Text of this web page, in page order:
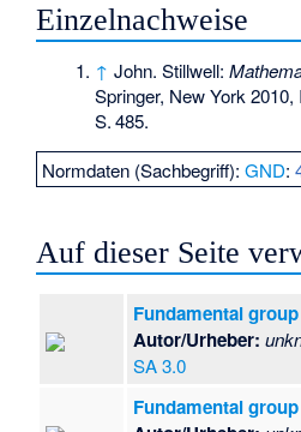
Einzelnachweise
↑ John. Stillwell:
Springer, New York 2010,
S.485.
Normdaten (Sachbegriff):GND:
Auf dieser Seite
Fundamental
Autor/Urheber:
SA 3.0
Fundamental